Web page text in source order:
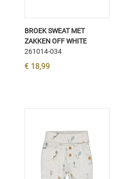
BROEK SWEAT MET
ZAKKEN OFF WHITE
261014-034
€ 18,99